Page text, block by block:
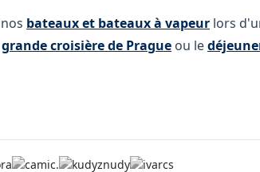
bateaux et bateaux à vapeur lors
grande croisière de Prague ou le